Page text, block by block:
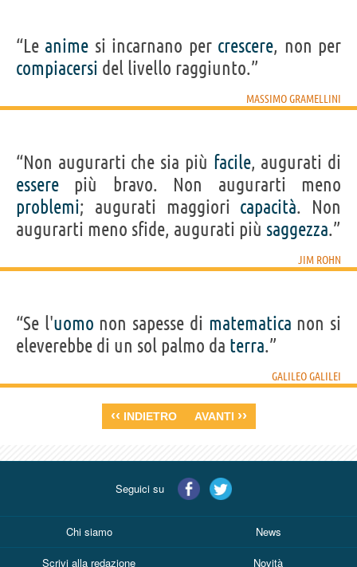
“Le anime si incarnano per crescere, non per
compiacersi del livello raggiunto.”
MASSIMO GRAMELLINI
“Non augurarti che sia più facile, augurati di
essere più bravo. Non augurarti meno
problemi; augurati maggiori capacità. Non
augurarti meno sfide, augurati più saggezza.”
JIM ROHN
“Se l'uomo non sapesse di matematica non si
eleverebbe di un sol palmo da terra.”
GALILEO GALILEI
‹‹ INDIETRO AVANTI ››
Seguici su
Chi siamo News
Scrivi alla redazione Novità